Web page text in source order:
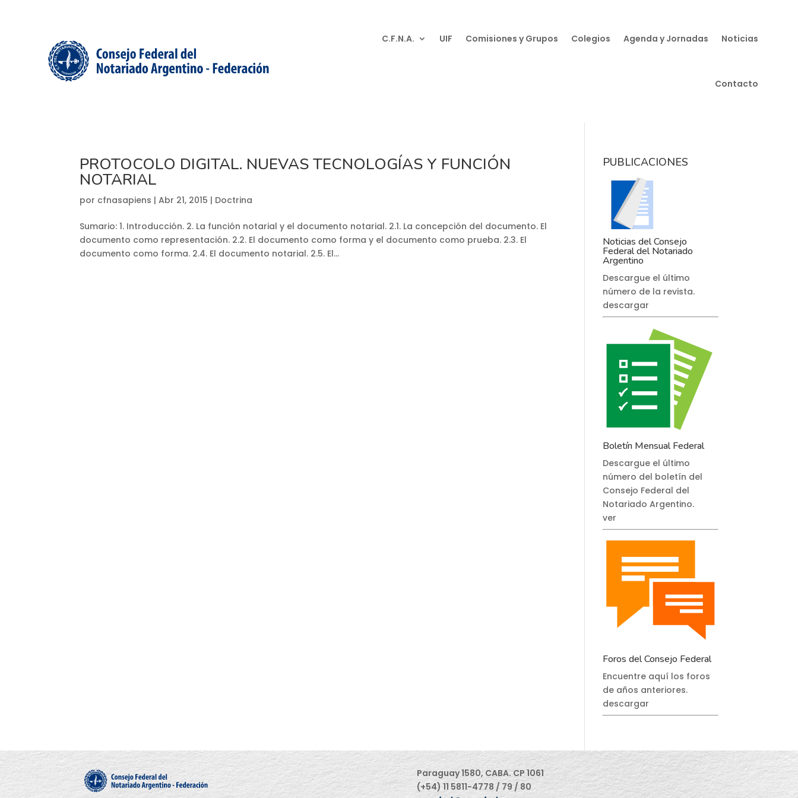
C.F.N.A. UIF Comisiones y Grupos Colegios Agenda y Jornadas Noticias
Contacto
PROTOCOLO DIGITAL. NUEVAS TECNOLOGÍAS Y FUNCIÓN
NOTARIAL
por cfnasapiens |Abr 21, 2015 | Doctrina
Sumario: 1. Introducción. 2. La función notarial y el documento notarial. 2.1. La concepción del documento. El
documento como representación. 2.2. El documento como forma y el documento como prueba. 2.3. El
documento como forma. 2.4. El documento notarial. 2.5. El...
PUBLICACIONES
Noticias del Consejo
Federal del Notariado
Argentino
Descargue el último
número de la revista.
descargar
Boletín Mensual Federal
Descargue el último
número del boletín del
Consejo Federal del
Notariado Argentino.
ver
Foros del Consejo Federal
Encuentre aquí los foros
de años anteriores.
descargar
Paraguay 1580, CABA. CP 1061
(+54) 11 5811-4778 / 79 / 80